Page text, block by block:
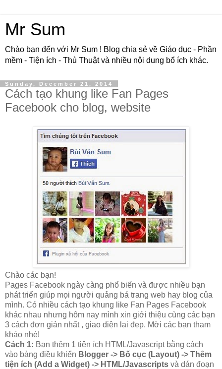
Mr Sum
Chào bạn đến với Mr Sum ! Blog chia sẻ về Giáo dục - Phần
mềm - Tiện ích - Thủ Thuật và nhiều nội dung bổ ích khác.
Sunday, December 21, 2014
Cách tạo khung like Fan Pages
Facebook cho blog, website
Chào các bạn!
Pages Facebook ngày càng phổ biến và được nhiều bạn
phát triển giúp mọi người quảng bá trang web hay blog của
mình. Có nhiều cách tạo khung like Fan Pages Facebook
khác nhau nhưng hôm nay mình xin giới thiệu cùng các bạn
3 cách đơn giản nhất , giao diện lại đẹp. Mời các bạn tham
khảo nhé!
Cách 1: Bạn thêm 1 tiện ích HTML/Javascript bằng cách
vào bảng điều khiển Blogger -> Bố cục (Layout) -> Thêm
tiện ích (Add a Widget) -> HTML/Javascripts và dán đoạn